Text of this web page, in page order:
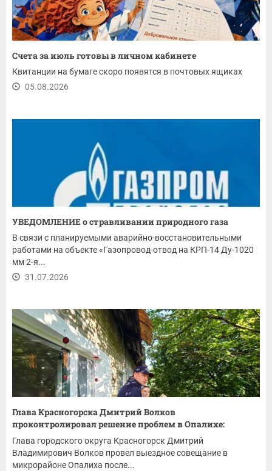
Счета за июль готовы в личном кабинете
Квитанции на бумаге скоро появятся в почтовых ящиках
05.08.2026
УВЕДОМЛЕНИЕ о стравливании природного газа
В связи с планируемыми аварийно-восстановительными
работами на объекте «Газопровод-отвод на КРП-14 Ду-1020
мм 2-я...
31.07.2026
Глава Красногорска Дмитрий Волков
проконтролировал решение проблем в Опалихе:
ремонт...
Глава городского округа Красногорск Дмитрий
Владимирович Волков провел выездное совещание в
микрорайоне Опалиха после...